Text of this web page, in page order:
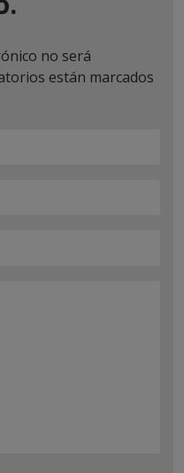
no será
están marcados